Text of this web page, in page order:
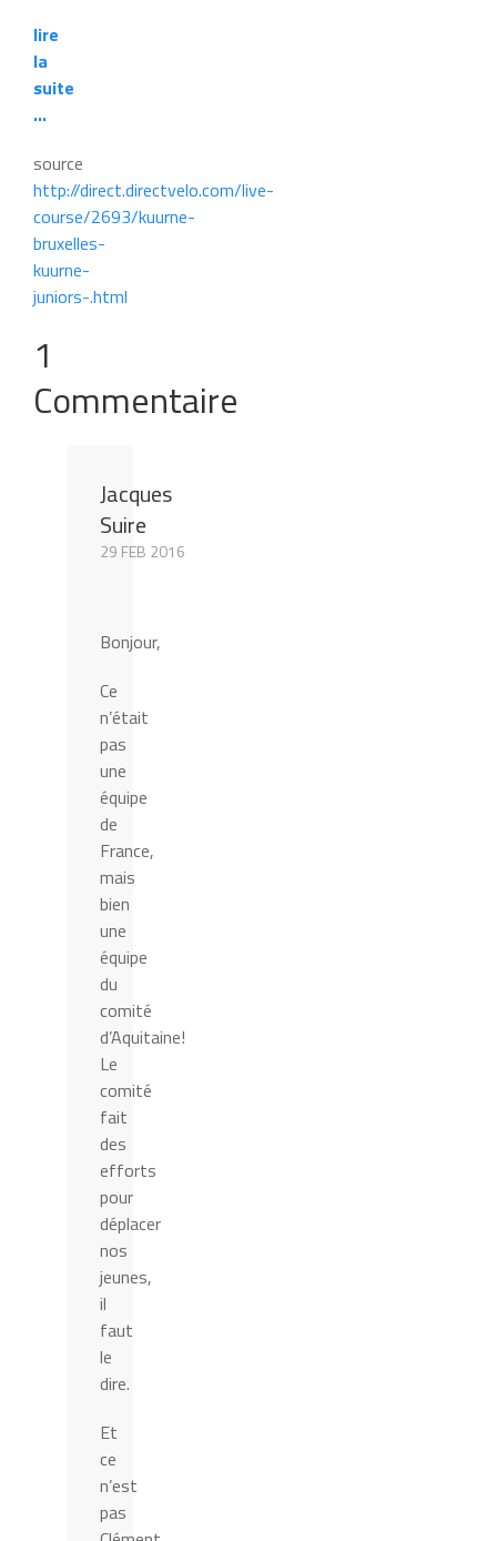
lire
la
suite
…
source
http://direct.directvelo.com/live-
course/2693/kuurne-
bruxelles-
kuurne-
juniors-.html
1
Commentaire
Jacques
Suire
29 FEB 2016
Bonjour,
Ce
n’était
pas
une
équipe
de
France,
mais
bien
une
équipe
du
comité
d’Aquitaine!
Le
comité
fait
des
efforts
pour
déplacer
nos
jeunes,
il
faut
le
dire.
Et
ce
n’est
pas